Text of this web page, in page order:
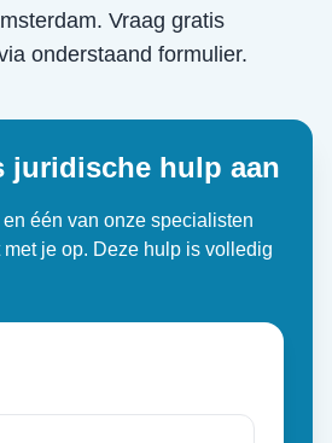
. Vraag gratis
onderstaand formulier.
juridische hulp aan
één van onze specialisten
je op. Deze hulp is volledig